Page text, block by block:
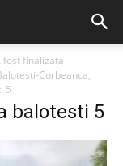
fost finalizata
Corbeanca,
5
balotesti 5